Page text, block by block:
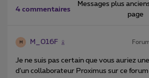
4 commentaires
Messages plus
page
M M_016F
Je ne suis pas certain que vous auriez
d’un collaborateur Proximus sur ce